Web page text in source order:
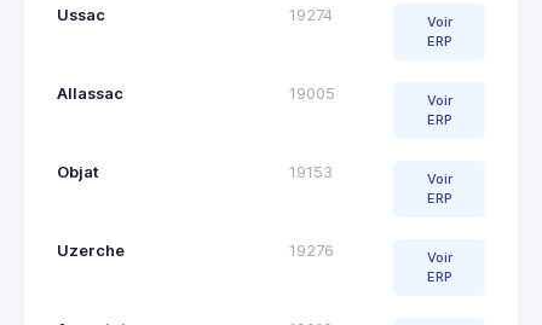
Ussac 19274
Voir
ERP
Allassac 19005
Voir
ERP
Objat 19153
Voir
ERP
Uzerche 19276
Voir
ERP